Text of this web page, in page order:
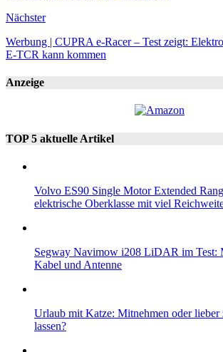
Nächster
Werbung | CUPRA e-Racer – Test zeigt:
E-TCR kann kommen
Anzeige
TOP 5 aktuelle Artikel
Volvo ES90 Single Motor Extended
elektrische Oberklasse mit viel
Segway Navimow i208 LiDAR im Test:
Kabel und Antenne
Urlaub mit Katze: Mitnehmen oder lieber
lassen?